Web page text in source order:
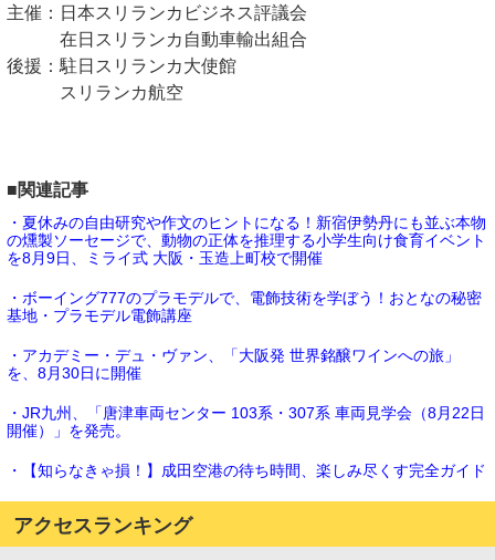
主催：日本スリランカビジネス評議会
在日スリランカ自動車輸出組合
後援：駐日スリランカ大使館
スリランカ航空
■関連記事
・夏休みの自由研究や作文のヒントになる！新宿伊勢丹にも並ぶ本物
の燻製ソーセージで、動物の正体を推理する小学生向け食育イベント
を8月9日、ミライ式 大阪・玉造上町校で開催
・ボーイング777のプラモデルで、電飾技術を学ぼう！おとなの秘密
基地・プラモデル電飾講座
・アカデミー・デュ・ヴァン、「大阪発 世界銘醸ワインへの旅」
を、8月30日に開催
・JR九州、「唐津車両センター 103系・307系 車両見学会（8月22日
開催）」を発売。
・【知らなきゃ損！】成田空港の待ち時間、楽しみ尽くす完全ガイド
アクセスランキング